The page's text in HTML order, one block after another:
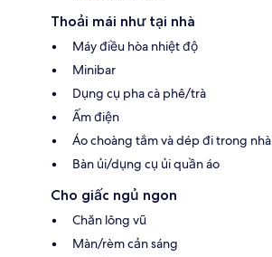
Thoải mái như tại nhà
Máy điều hòa nhiệt độ
Minibar
Dụng cụ pha cà phê/trà
Ấm điện
Áo choàng tắm và dép đi trong nhà
Bàn ủi/dụng cụ ủi quần áo
Cho giấc ngủ ngon
Chăn lông vũ
Màn/rèm cản sáng